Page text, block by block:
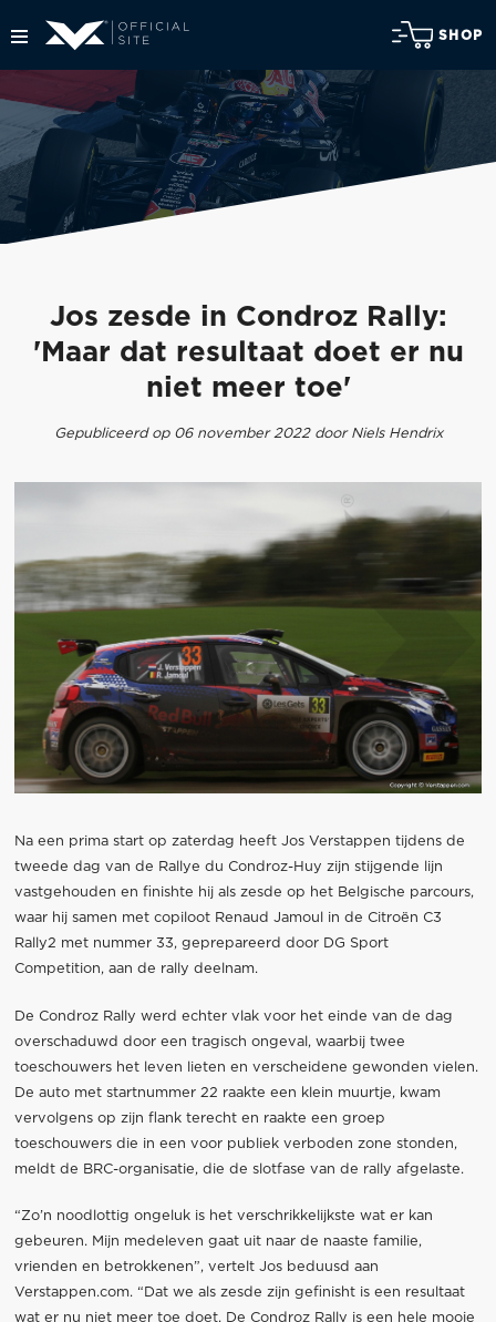
SHOP
Jos zesde in Condroz Rally:
'Maar dat resultaat doet er nu
niet meer toe'
Gepubliceerd op 06 november 2022 door Niels Hendrix
Na een prima start op zaterdag heeft Jos Verstappen tijdens de
tweede dag van de Rallye du Condroz-Huy zijn stijgende lijn
vastgehouden en finishte hij als zesde op het Belgische parcours,
waar hij samen met copiloot Renaud Jamoul in de Citroën C3
Rally2 met nummer 33, geprepareerd door DG Sport
Competition, aan de rally deelnam.
De Condroz Rally werd echter vlak voor het einde van de dag
overschaduwd door een tragisch ongeval, waarbij twee
toeschouwers het leven lieten en verscheidene gewonden vielen.
De auto met startnummer 22 raakte een klein muurtje, kwam
vervolgens op zijn flank terecht en raakte een groep
toeschouwers die in een voor publiek verboden zone stonden,
meldt de BRC-organisatie, die de slotfase van de rally afgelaste.
“Zo’n noodlottig ongeluk is het verschrikkelijkste wat er kan
gebeuren. Mijn medeleven gaat uit naar de naaste familie,
vrienden en betrokkenen”, vertelt Jos beduusd aan
Verstappen.com. “Dat we als zesde zijn gefinisht is een resultaat
wat er nu niet meer toe doet. De Condroz Rally is een hele mooie